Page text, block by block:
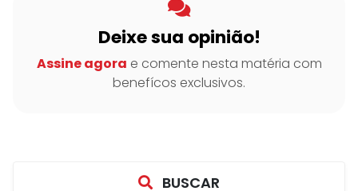
Deixe sua opinião!
Assine agora e comente nesta matéria com
benefícos exclusivos.
BUSCAR